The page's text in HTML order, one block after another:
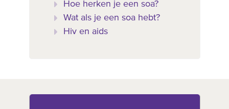
Hoe herken je een soa?
Wat als je een soa hebt?
Hiv en aids